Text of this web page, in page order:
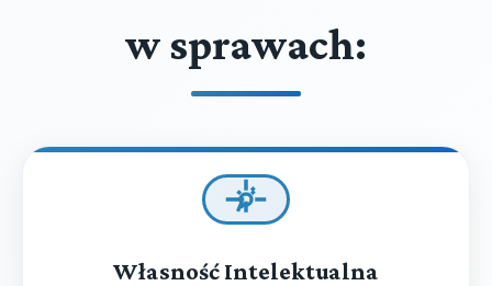
w sprawach:
Własność Intelektualna